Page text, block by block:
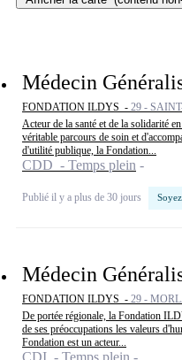
Médecin
FONDATION ILDYS - 29 -
Acteur de la santé et de la solidarité
véritable parcours de soin et
d'utilité publique, la Fondation...
CDD - Temps plein
Publié il y a plus de 30 jours
Médecin
FONDATION ILDYS - 29 -
De portée régionale, la Fondation
de ses préoccupations les valeurs
Fondation est un acteur...